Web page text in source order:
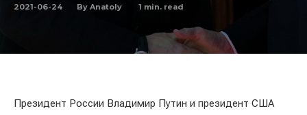
2021-06-24 By Anatoly 1 min. read
Президент России Владимир Путин и президент США